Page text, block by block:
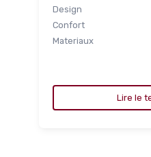
Design
Confort
Materiaux
Lire le